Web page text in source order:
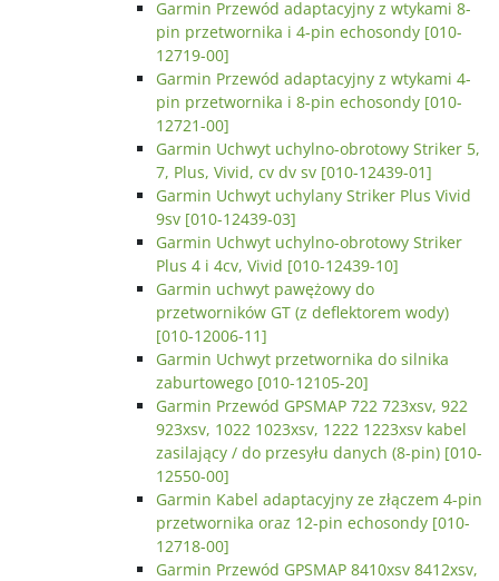
Garmin Przewód adaptacyjny z wtykami 8-
pin przetwornika i 4-pin echosondy [010-
12719-00]
Garmin Przewód adaptacyjny z wtykami 4-
pin przetwornika i 8-pin echosondy [010-
12721-00]
Garmin Uchwyt uchylno-obrotowy Striker 5,
7, Plus, Vivid, cv dv sv [010-12439-01]
Garmin Uchwyt uchylany Striker Plus Vivid
9sv [010-12439-03]
Garmin Uchwyt uchylno-obrotowy Striker
Plus 4 i 4cv, Vivid [010-12439-10]
Garmin uchwyt pawężowy do
przetworników GT (z deflektorem wody)
[010-12006-11]
Garmin Uchwyt przetwornika do silnika
zaburtowego [010-12105-20]
Garmin Przewód GPSMAP 722 723xsv, 922
923xsv, 1022 1023xsv, 1222 1223xsv kabel
zasilający / do przesyłu danych (8-pin) [010-
12550-00]
Garmin Kabel adaptacyjny ze złączem 4-pin
przetwornika oraz 12-pin echosondy [010-
12718-00]
Garmin Przewód GPSMAP 8410xsv 8412xsv,